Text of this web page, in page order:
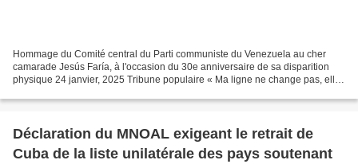
Hommage du Comité central du Parti communiste du Venezuela au cher
camarade Jesús Faría, à l'occasion du 30e anniversaire de sa disparition
physique 24 janvier, 2025 Tribune populaire « Ma ligne ne change pas, elle
Déclaration du MNOAL exigeant le retrait de
Cuba de la liste unilatérale des pays soutenant